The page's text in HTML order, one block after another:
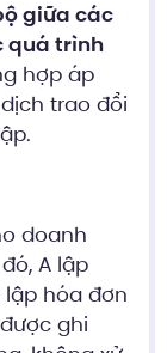
giữa các
quá trình
hợp áp
trao đổi
doanh
A lập
hóa đơn
ghi